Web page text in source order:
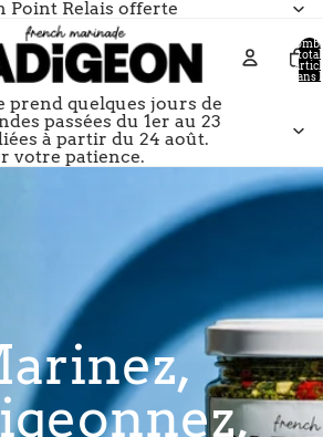
Point Relais offerte
total
dans
prend quelques jours de
passées du 1er au 23
à partir du 24 août.
votre patience.